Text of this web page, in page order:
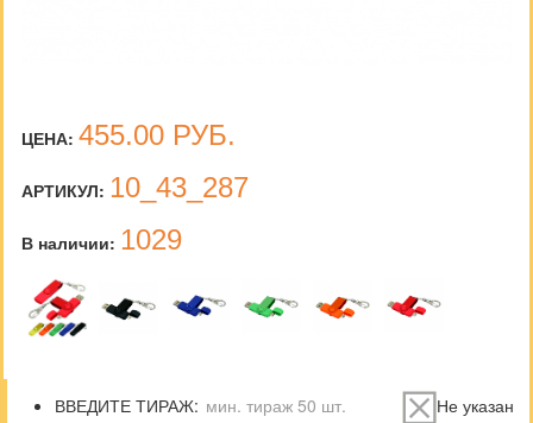
ЦЕНА: 455.00 РУБ.
АРТИКУЛ: 10_43_287
В наличии: 1029
ВВЕДИТЕ ТИРАЖ:
Не указан